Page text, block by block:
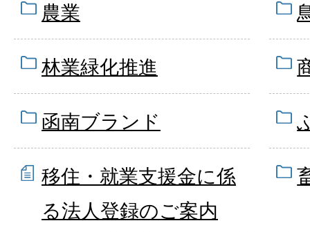
農業
林業緑化推進
函南ブランド
移住・就業支援金に係
る法人登録のご案内